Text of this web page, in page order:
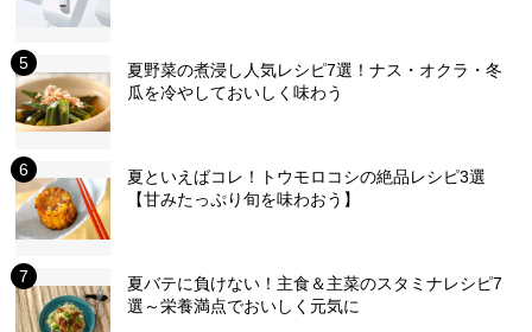
夏野菜の煮浸し人気レシピ7選！ナス・オクラ・冬
瓜を冷やしておいしく味わう
夏といえばコレ！トウモロコシの絶品レシピ3選
【甘みたっぷり旬を味わおう】
夏バテに負けない！主食＆主菜のスタミナレシピ7
選～栄養満点でおいしく元気に